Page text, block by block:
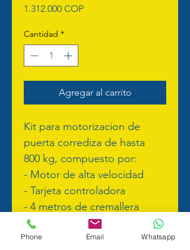
1.312.000 COPPrecio
Cantidad *
Agregar al carrito
Kit para motorizacion de
puerta corrediza de hasta
800 kg, compuesto por:
- Motor de alta velocidad
- Tarjeta controladora
- 4 metros de cremallera
- 2 Controles remotos
Tiempo de apertura de 4,5
Phone Email Whatsapp